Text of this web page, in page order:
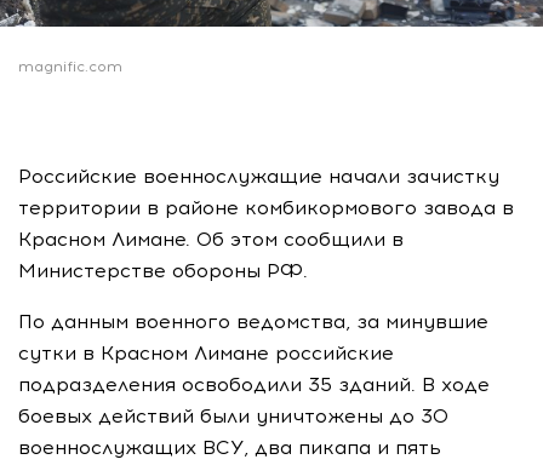
magnific.com
Российские военнослужащие начали зачистку
территории в районе комбикормового завода в
Красном Лимане. Об этом сообщили в
Министерстве обороны РФ.
По данным военного ведомства, за минувшие
сутки в Красном Лимане российские
подразделения освободили 35 зданий. В ходе
боевых действий были уничтожены до 30
военнослужащих ВСУ, два пикапа и пять